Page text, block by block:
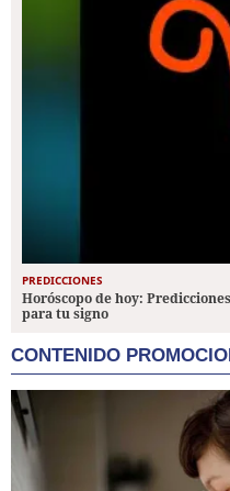
PREDICCIONES
Horóscopo de hoy:
para tu signo
CONTENIDO